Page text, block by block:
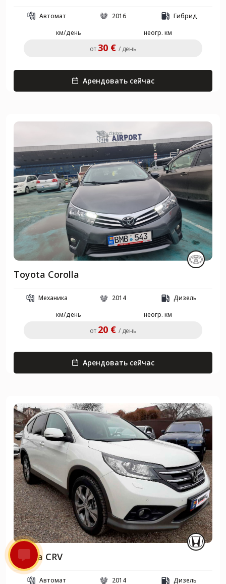
Автомат 2016
Гибрид
км/день
неогр. км
от 30 € / день
Арендовать сейчас
Toyota Corolla
Механика 2014
Дизель
км/день
неогр. км
от 20 € / день
Арендовать сейчас
Honda CRV
Автомат 2014 Дизель